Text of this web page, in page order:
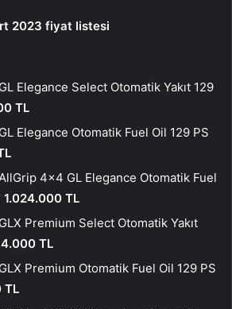
2023 fiyat listesi
Elegance Select Otomatik Yakıt 129
TL
Elegance Otomatik Fuel Oil 129 PS
4×4 GL Elegance Otomatik Fuel
1.024.000 TL
Premium Select Otomatik Yakıt
TL
Premium Otomatik Fuel Oil 129 PS
TL